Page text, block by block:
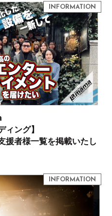
ィング】
援者様一覧を掲載いたし